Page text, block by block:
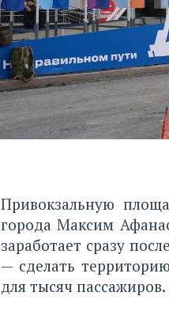
Привокзальную
города Максим
заработает сразу
— сделать
для тысяч пассажиров.